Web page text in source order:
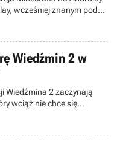
wcześniej znanym pod
informację serwisowi
Wiedźmin 2 w
Wiedźmina 2 zaczynają
wciąż nie chce się
doskonałą okazją na
najnowszy wpis na
przyznającej grom